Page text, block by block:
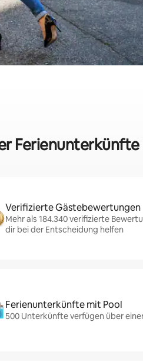
Verifizierte Gästebewertungen
Mehr als 184.340 verifizierte
dir bei der Entscheidung helfen
Ferienunterkünfte mit Pool
500 Unterkünfte verfügen über